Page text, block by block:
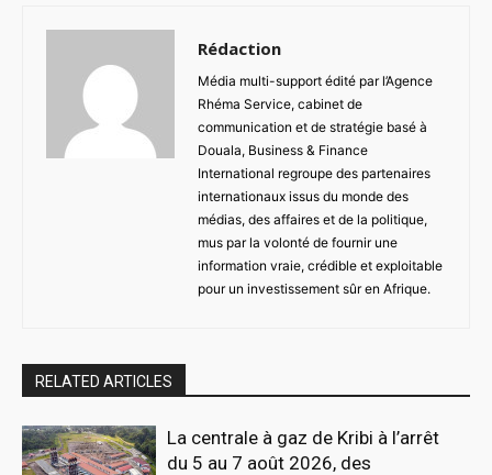
Rédaction
Média multi-support édité par l’Agence
Rhéma Service, cabinet de
communication et de stratégie basé à
Douala, Business & Finance
International regroupe des partenaires
internationaux issus du monde des
médias, des affaires et de la politique,
mus par la volonté de fournir une
information vraie, crédible et exploitable
pour un investissement sûr en Afrique.
RELATED ARTICLES
La centrale à gaz de Kribi à l’arrêt
du 5 au 7 août 2026, des